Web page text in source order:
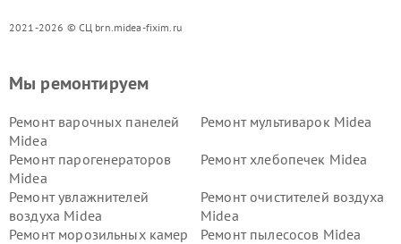
2021-2026 © СЦ brn.midea-fixim.ru
Мы ремонтируем
Ремонт варочных панелей
Midea
Ремонт мультиварок Midea
Ремонт парогенераторов
Midea
Ремонт хлебопечек Midea
Ремонт увлажнителей
воздуха Midea
Ремонт очистителей воздуха
Midea
Ремонт морозильных камер
Ремонт пылесосов Midea